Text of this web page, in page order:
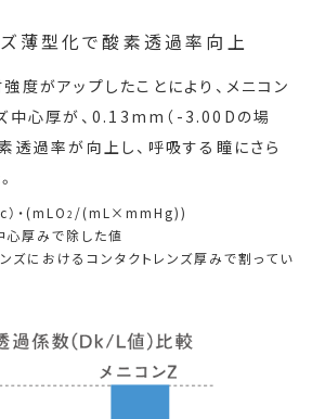
ズ薄型化で酸素透過率向上
度がアップしたことにより、メニコン
中心厚が、0.13mm（-3.00Dの場
透過率が向上し、呼吸する瞳にさら
・(mLO 2 /(mL×mmHg))
厚みで除した値
ズにおけるコンタクトレンズ厚みで割ってい